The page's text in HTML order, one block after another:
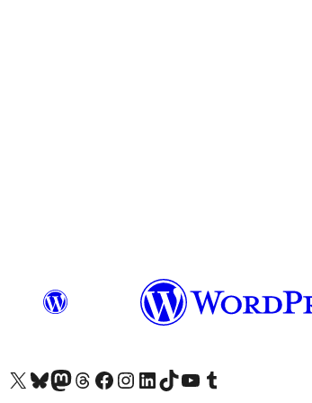
Посетите нас в X (ранее Twitter)
Посетите нашу учётную запись в Bluesky
Посетите нашу ленту в Mastodon
Посетите нашу учётную запись в Threads
Посетите нашу страницу на Facebook
Посетите наш Instagram
Посетите нашу страницу в LinkedIn
Посетите нашу учётную запись в TikTok
Посетите наш канал YouTube
Посетите нашу учётную запись в Tumblr